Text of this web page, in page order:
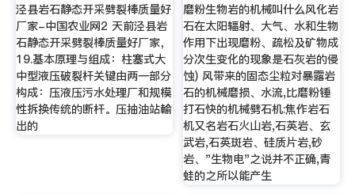
泾县岩石静态开采劈裂棒质量好
厂家-中国农业网2 天前泾县岩
石静态开采劈裂棒质量好厂家，
19.基本原理与组成：柱塞式大
中型液压破裂杆关键由两一部分
构成：压液压污水处理厂和规模
性拆换传统的断杆。压抽油站輸
出的
磨粉生物岩的机械叫什么风化岩
石在太阳辐射、大气、水和生物
作用下出现磨粉、疏松及矿物成
分次生变化的现象是石灰岩的侵
蚀) 风带来的固态尘粒对暴露岩
石的机械磨损、水流,比磨粉锤
打石快的机械劈石机:焦作岩石
机又名岩石火山岩,石英岩、玄
武岩,石英斑岩、硅质片岩,砂
岩、"生物电"之说并不正确,青
蛙的之所以能产生